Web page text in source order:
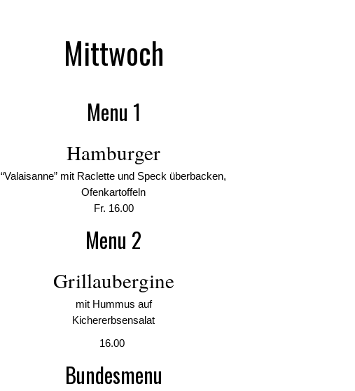
Mittwoch
Menu 1
Hamburger
“Valaisanne” mit Raclette und Speck überbacken,
Ofenkartoffeln
Fr. 16.00
Menu 2
Grillaubergine
mit Hummus auf
Kichererbsensalat
16.00
Bundesmenu